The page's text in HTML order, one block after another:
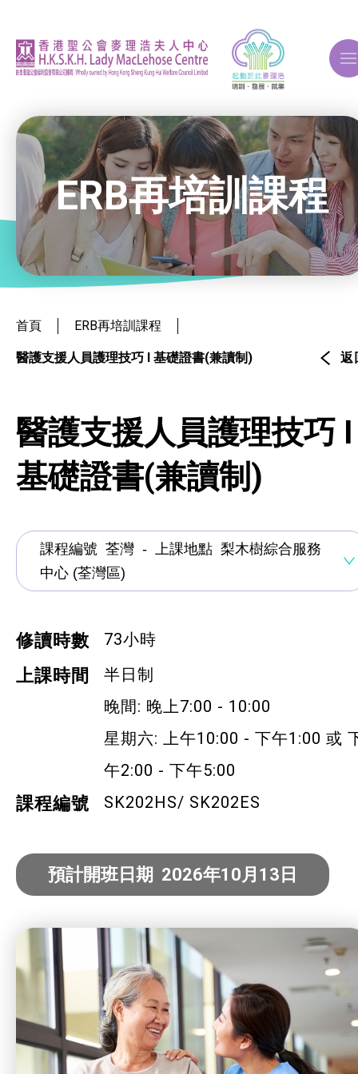
關於我們
ERB再培訓課程
就業掛鈎課程
通用技能課程
少數族裔人士課程
新來港人士課程
青年培育計劃
ERB資訊
自費課程
最新消息
服務單位及聯絡
ERB再培訓課程
首頁 ERB再培訓課程
醫護支援人員護理技巧 I 基礎證書(兼讀制) 返
醫護支援人員護理技巧 I
基礎證書(兼讀制)
修讀時數 73小時
上課時間
半日制
晚間: 晚上7:00 - 10:00
星期六: 上午10:00 - 下午1:00 或
午2:00 - 下午5:00
課程編號 SK202HS/ SK202ES
預計開班日期 2026年10月13日